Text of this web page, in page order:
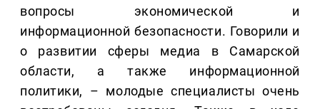
вопросы экономической и
информационной безопасности. Говорили и
о развитии сферы медиа в Самарской
области, а также информационной
политики, – молодые специалисты очень